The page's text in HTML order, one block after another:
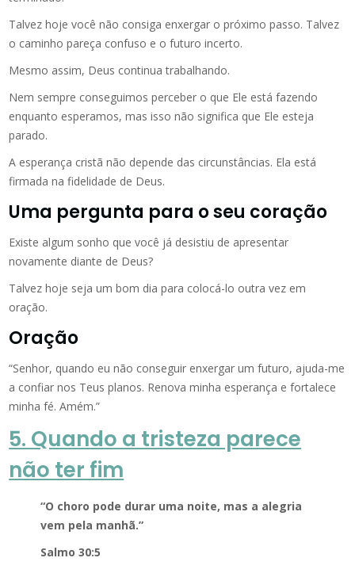
Talvez hoje você não consiga enxergar o próximo passo. Talvez
o caminho pareça confuso e o futuro incerto.
Mesmo assim, Deus continua trabalhando.
Nem sempre conseguimos perceber o que Ele está fazendo
enquanto esperamos, mas isso não significa que Ele esteja
parado.
A esperança cristã não depende das circunstâncias. Ela está
firmada na fidelidade de Deus.
Uma pergunta para o seu coração
Existe algum sonho que você já desistiu de apresentar
novamente diante de Deus?
Talvez hoje seja um bom dia para colocá-lo outra vez em
oração.
Oração
“Senhor, quando eu não conseguir enxergar um futuro, ajuda-me
a confiar nos Teus planos. Renova minha esperança e fortalece
minha fé. Amém.”
5. Quando a tristeza parece
não ter fim
“O choro pode durar uma noite, mas a alegria
vem pela manhã.”
Salmo 30:5